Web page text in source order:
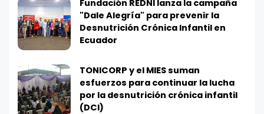
Fundación REDNI lanza la campaña
"Dale Alegría" para prevenir la
Desnutrición Crónica Infantil en
Ecuador
TONICORP y el MIES suman
esfuerzos para continuar la lucha
por la desnutrición crónica infantil
(DCI)